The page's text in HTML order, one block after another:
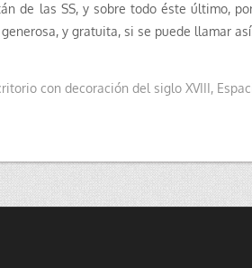
de las SS, y sobre todo éste último,
y gratuita, si se puede llamar así.
con decoración del siglo XVIII,